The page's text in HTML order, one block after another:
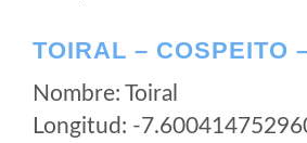
TOIRAL – COSPEITO
Nombre: Toiral
Longitud: -